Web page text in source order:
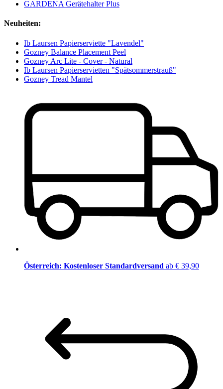
GARDENA Gerätehalter Plus
Neuheiten:
Ib Laursen Papierserviette "Lavendel"
Gozney Balance Placement Peel
Gozney Arc Lite - Cover - Natural
Ib Laursen Papierservietten "Spätsommerstrauß"
Gozney Tread Mantel
Österreich: Kostenloser Standardversand ab € 39,90